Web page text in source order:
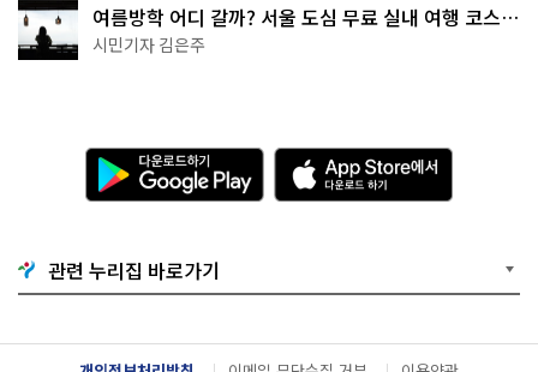
여름방학 어디 갈까? 서울 도심 무료 실내 여행 코스
추천
시민기자 김은주
다
운
로
기
G
o
g
l
A
p
p
e
서
다
관련 누리집 바로가기